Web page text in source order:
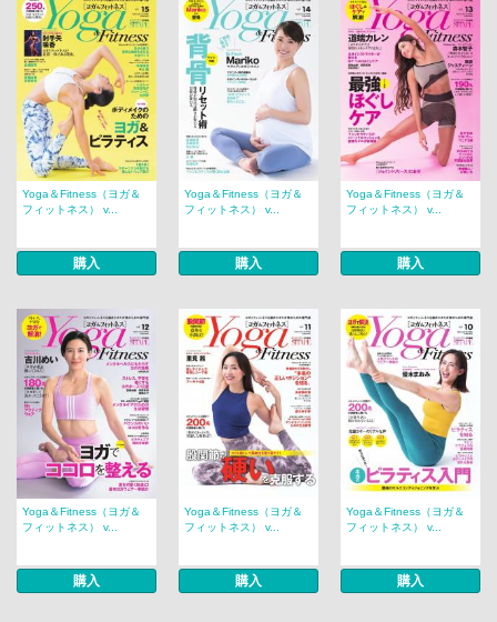
Yoga＆Fitness（ヨガ＆
フィットネス） v...
購入
Yoga＆Fitness（ヨガ＆
フィットネス） v...
購入
Yoga＆Fitness（ヨガ＆
フィットネス） v...
購入
Yoga＆Fitness（ヨガ＆
フィットネス） v...
購入
Yoga＆Fitness（ヨガ＆
フィットネス） v...
購入
Yoga＆Fitness（ヨガ＆
フィットネス） v...
購入